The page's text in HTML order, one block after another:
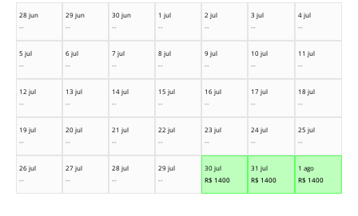
28 jun
--
29 jun
--
30 jun
--
1 jul
--
2 jul
--
3 jul
--
4 jul
--
5 jul
--
6 jul
--
7 jul
--
8 jul
--
9 jul
--
10 jul
--
11 jul
--
12 jul
--
13 jul
--
14 jul
--
15 jul
--
16 jul
--
17 jul
--
18 jul
--
19 jul
--
20 jul
--
21 jul
--
22 jul
--
23 jul
--
24 jul
--
25 jul
--
26 jul
--
27 jul
--
28 jul
--
29 jul
--
30 jul
R$ 1400
31 jul
R$ 1400
1 ago
R$ 1400